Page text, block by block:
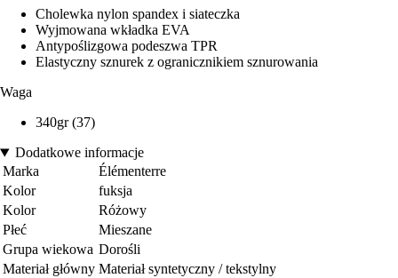
Cholewka nylon spandex i siateczka
Wyjmowana wkładka EVA
Antypoślizgowa podeszwa TPR
Elastyczny sznurek z ogranicznikiem sznurowania
Waga
340gr (37)
Dodatkowe informacje
Marka
Élémenterre
Kolor
fuksja
Kolor
Różowy
Płeć
Mieszane
Grupa wiekowa Dorośli
Materiał główny Materiał syntetyczny / tekstylny